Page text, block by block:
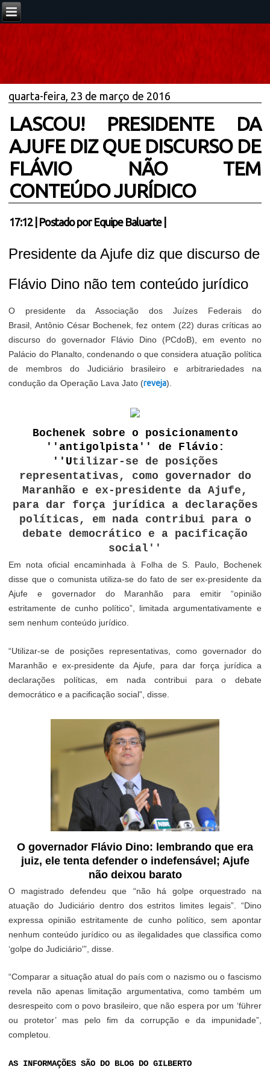
quarta-feira, 23 de março de 2016
LASCOU! PRESIDENTE DA
AJUFE DIZ QUE DISCURSO DE
FLÁVIO NÃO TEM
CONTEÚDO JURÍDICO
17:12| Postado por Equipe Baluarte
Presidente da Ajufe diz que discurso de
Flávio Dino não tem conteúdo jurídico
O presidente da Associação dos Juízes Federais do
Brasil, Antônio César Bochenek, fez ontem (22) duras críticas ao
discurso do governador Flávio Dino (PCdoB), em evento no
Palácio do Planalto, condenando o que considera atuação política
de membros do Judiciário brasileiro e arbitrariedades na
condução da Operação Lava Jato (reveja).
Bochenek sobre o posicionamento
''antigolpista'' de Flávio:
''Utilizar-se de posições
representativas, como governador do
Maranhão e ex-presidente da Ajufe,
para dar força jurídica a declarações
políticas, em nada contribui para o
debate democrático e a pacificação
social''
Em nota oficial encaminhada à Folha de S. Paulo, Bochenek
disse que o comunista utiliza-se do fato de ser ex-presidente da
Ajufe e governador do Maranhão para emitir “opinião
estritamente de cunho político”, limitada argumentativamente e
sem nenhum conteúdo jurídico.
“Utilizar-se de posições representativas, como governador do
Maranhão e ex-presidente da Ajufe, para dar força jurídica a
declarações políticas, em nada contribui para o debate
democrático e a pacificação social”, disse.
O governador Flávio Dino: lembrando que era
juiz, ele tenta defender o indefensável; Ajufe
não deixou barato
O magistrado defendeu que “não há golpe orquestrado na
atuação do Judiciário dentro dos estritos limites legais”. “Dino
expressa opinião estritamente de cunho político, sem apontar
nenhum conteúdo jurídico ou as ilegalidades que classifica como
‘golpe do Judiciário'”, disse.
“Comparar a situação atual do país com o nazismo ou o fascismo
revela não apenas limitação argumentativa, como também um
desrespeito com o povo brasileiro, que não espera por um ‘führer
ou protetor’ mas pelo fim da corrupção e da impunidade”,
completou.
AS INFORMAÇÕES SÃO DO BLOG DO GILBERTO